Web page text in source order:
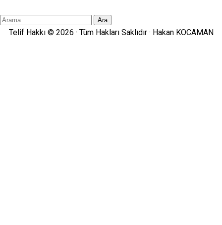
Site
Telif Hakkı © 2026 · Tüm Hakları Saklıdır · Hakan KOCAMAN